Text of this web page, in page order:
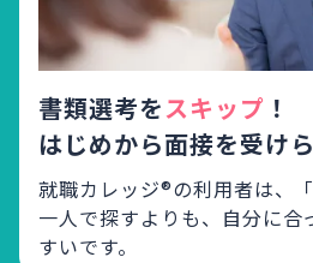
書類選考をスキップ ！
はじめから面接を受け
就職カレッジ®の利用者は、
一人で探すよりも、自分に合
すいです。